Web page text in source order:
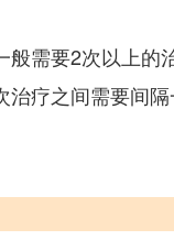
需要2次以上的
疗之间需要间